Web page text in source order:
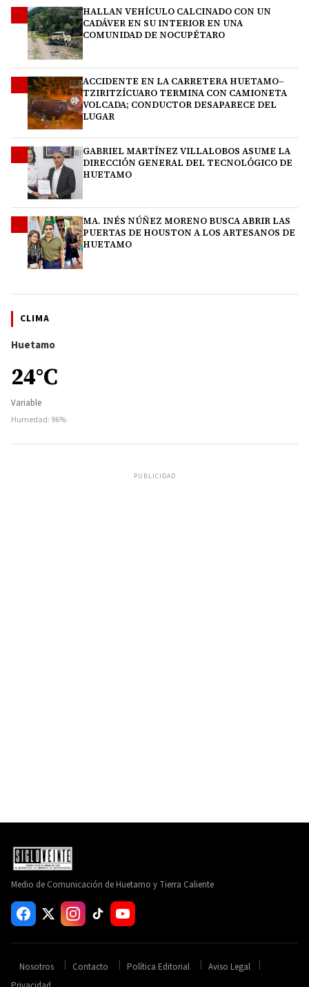
HALLAN VEHÍCULO CALCINADO CON UN
CADÁVER EN SU INTERIOR EN UNA
COMUNIDAD DE NOCUPÉTARO
ACCIDENTE EN LA CARRETERA HUETAMO–
TZIRITZÍCUARO TERMINA CON CAMIONETA
VOLCADA; CONDUCTOR DESAPARECE DEL
LUGAR
GABRIEL MARTÍNEZ VILLALOBOS ASUME LA
DIRECCIÓN GENERAL DEL TECNOLÓGICO DE
HUETAMO
MA. INÉS NÚÑEZ MORENO BUSCA ABRIR LAS
PUERTAS DE HOUSTON A LOS ARTESANOS DE
HUETAMO
CLIMA
Huetamo
24°C
Variable
Humedad: 96%
PUBLICIDAD
Medio de Comunicación de Huetamo y Tierra Caliente
Nosotros Contacto Política Editorial
Aviso Legal